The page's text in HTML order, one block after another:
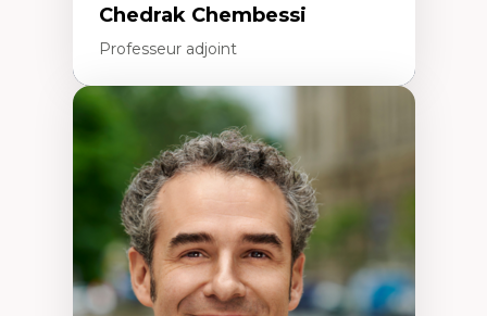
Chedrak Chembessi
Professeur adjoint
Économie circulaire
Modèles d’affaires durables
Histoire des faits économiques
Gestion durable des ressources naturelles
Écologie industrielle
Aménagement durable du territoire
Développement régional
Coopératives
Télétravail en milieu rural francophone
Transition socio-écologique